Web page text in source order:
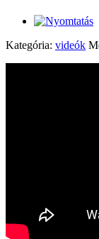
Kategória: videók